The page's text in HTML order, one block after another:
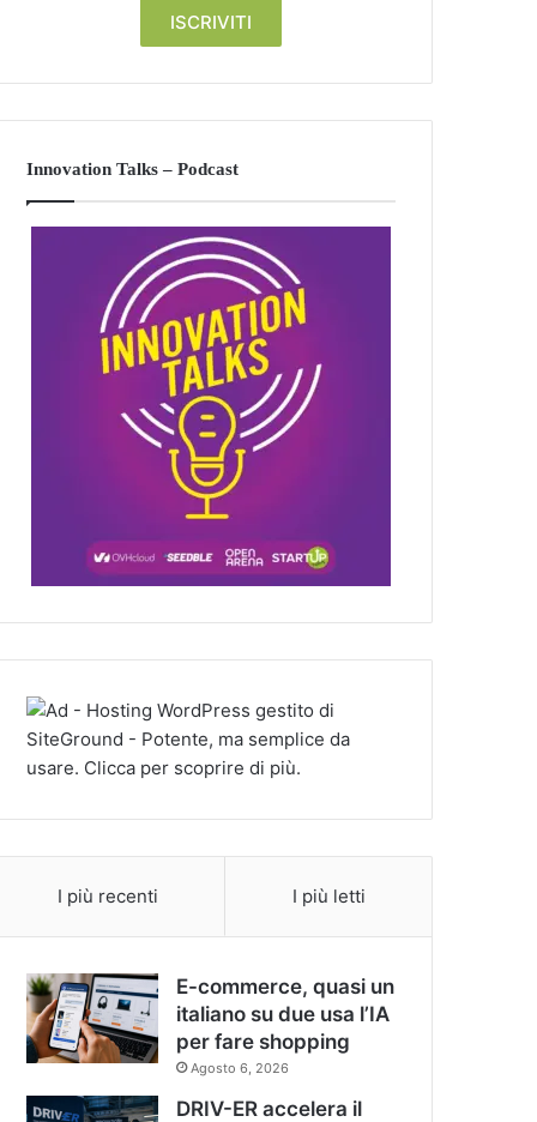
Innovation Talks – Podcast
I più recenti I più letti
E-commerce, quasi un
italiano su due usa l’IA
per fare shopping
Agosto 6, 2026
DRIV-ER accelera il